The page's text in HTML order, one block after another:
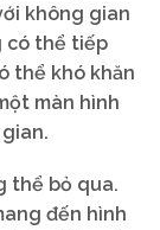
không gian
có thể tiếp
thể khó khăn
màn hình
thể bỏ qua.
đến hình